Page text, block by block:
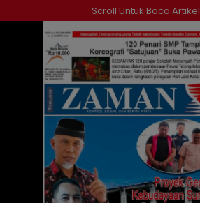
ke
Scroll Untuk Baca Artikel